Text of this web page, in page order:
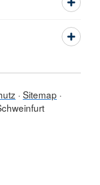
Sitemap